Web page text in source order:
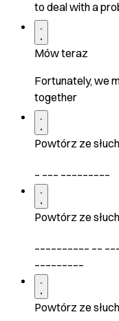
to deal with a
Mów teraz
Fortunately, we
together
Powtórz ze
Powtórz ze
Powtórz ze